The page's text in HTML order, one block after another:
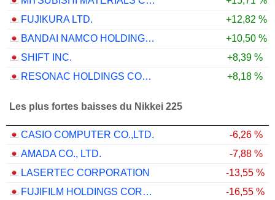
FUJIKURA LTD.
+12,82 %
BANDAI NAMCO HOLDINGS INC.
+10,50 %
SHIFT INC.
+8,39 %
RESONAC HOLDINGS CORPORATION
+8,18 %
Les plus fortes baisses du Nikkei 225
CASIO COMPUTER CO.,LTD.
-6,26 %
AMADA CO., LTD.
-7,88 %
LASERTEC CORPORATION
-13,55 %
FUJIFILM HOLDINGS CORPORATION
-16,55 %